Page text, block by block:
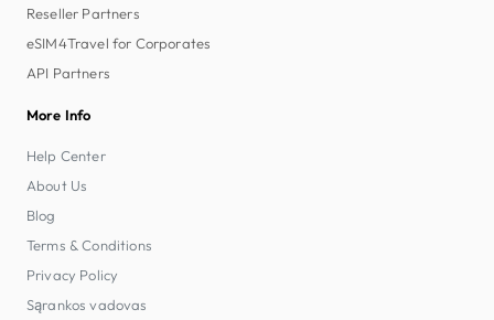
Reseller Partners
eSIM4Travel for Corporates
API Partners
More Info
Help Center
About Us
Blog
Terms & Conditions
Privacy Policy
Sąrankos vadovas